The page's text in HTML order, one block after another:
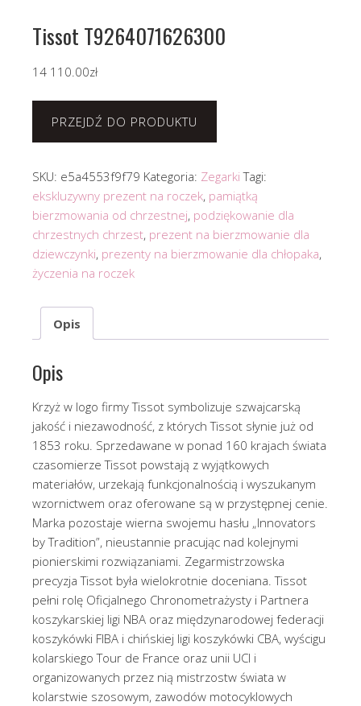
Tissot T9264071626300
14 110.00zł
PRZEJDŹ DO PRODUKTU
SKU: e5a4553f9f79 Kategoria: Zegarki Tagi:
ekskluzywny prezent na roczek, pamiątką
bierzmowania od chrzestnej, podziękowanie dla
chrzestnych chrzest, prezent na bierzmowanie dla
dziewczynki, prezenty na bierzmowanie dla chłopaka,
życzenia na roczek
Opis
Opis
Krzyż w logo firmy Tissot symbolizuje szwajcarską
jakość i niezawodność, z których Tissot słynie już od
1853 roku. Sprzedawane w ponad 160 krajach świata
czasomierze Tissot powstają z wyjątkowych
materiałów, urzekają funkcjonalnością i wyszukanym
wzornictwem oraz oferowane są w przystępnej cenie.
Marka pozostaje wierna swojemu hasłu „Innovators
by Tradition”, nieustannie pracując nad kolejnymi
pionierskimi rozwiązaniami. Zegarmistrzowska
precyzja Tissot była wielokrotnie doceniana. Tissot
pełni rolę Oficjalnego Chronometrażysty i Partnera
koszykarskiej ligi NBA oraz międzynarodowej federacji
koszykówki FIBA i chińskiej ligi koszykówki CBA, wyścigu
kolarskiego Tour de France oraz unii UCI i
organizowanych przez nią mistrzostw świata w
kolarstwie szosowym, zawodów motocyklowych